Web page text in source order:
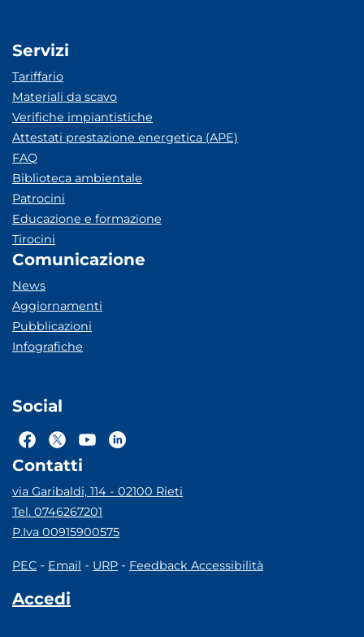
Servizi
Tariffario
Materiali da scavo
Verifiche impiantistiche
Attestati prestazione energetica (APE)
FAQ
Biblioteca ambientale
Patrocini
Educazione e formazione
Tirocini
Comunicazione
News
Aggiornamenti
Pubblicazioni
Infografiche
Social
Contatti
via Garibaldi, 114 - 02100 Rieti
Tel. 0746267201
P.Iva 00915900575
PEC - Email - URP - Feedback Accessibilità
Accedi